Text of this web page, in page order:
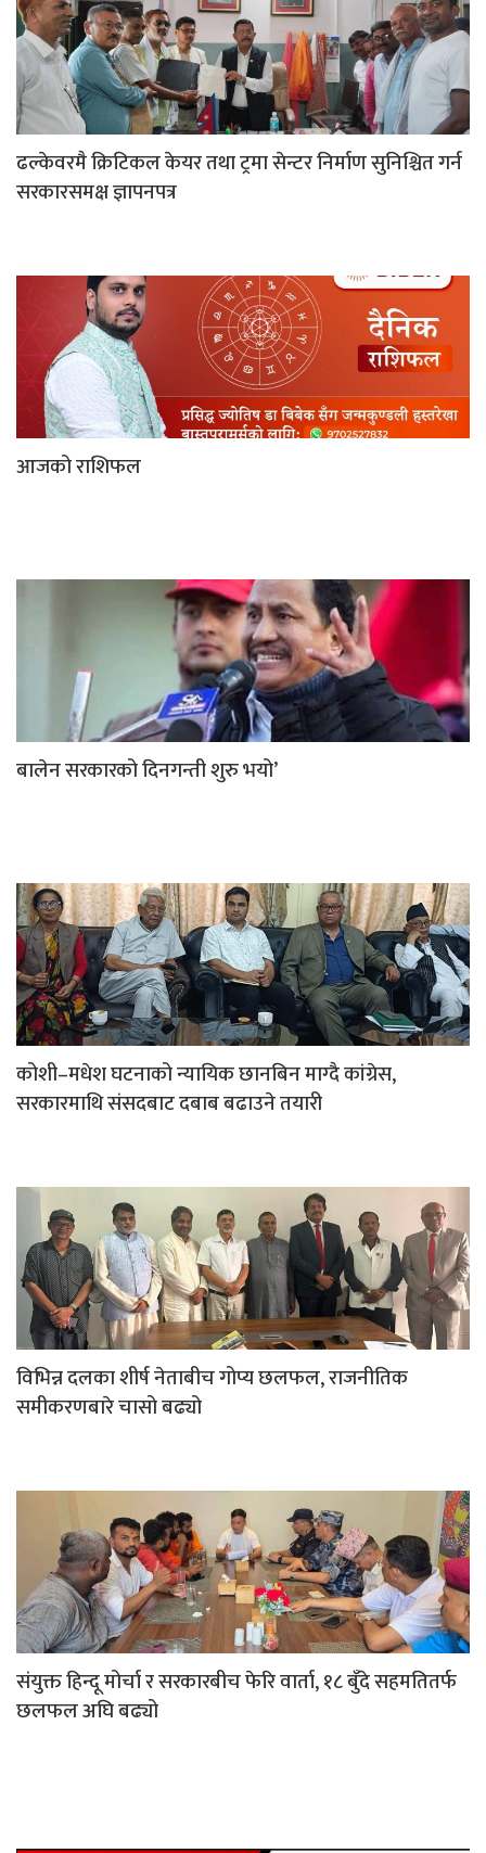
ढल्केवरमै क्रिटिकल केयर तथा ट्रमा सेन्टर निर्माण सुनिश्चित गर्न
सरकारसमक्ष ज्ञापनपत्र
आजको राशिफल
बालेन सरकारको दिनगन्ती शुरु भयो’
कोशी–मधेश घटनाको न्यायिक छानबिन माग्दै कांग्रेस,
सरकारमाथि संसदबाट दबाब बढाउने तयारी
विभिन्न दलका शीर्ष नेताबीच गोप्य छलफल, राजनीतिक
समीकरणबारे चासो बढ्यो
संयुक्त हिन्दू मोर्चा र सरकारबीच फेरि वार्ता, १८ बुँदे सहमतितर्फ
छलफल अघि बढ्यो